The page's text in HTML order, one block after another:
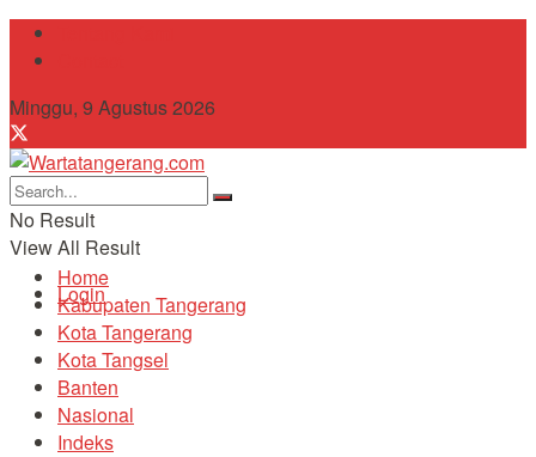
Minggu, 9 Agustus 2026
No Result
View All Result
Login
Home
Kabupaten Tangerang
Kota Tangerang
Kota Tangsel
Banten
Nasional
Indeks